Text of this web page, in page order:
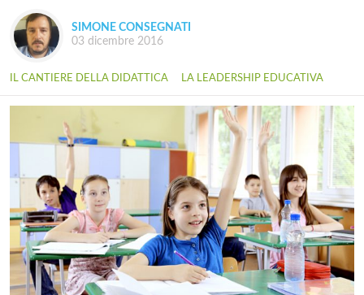
SIMONE CONSEGNATI
03 dicembre 2016
IL CANTIERE DELLA DIDATTICA LA LEADERSHIP EDUCATIVA